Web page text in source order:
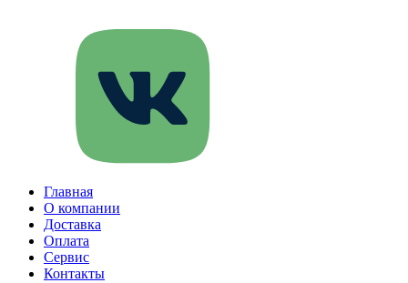
Главная
О компании
Доставка
Оплата
Сервис
Контакты